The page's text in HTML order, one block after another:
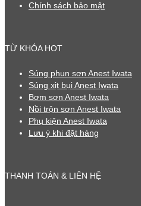
Chính sách bảo mật
TỪ KHÓA HOT
Súng phun sơn Anest Iwata
Súng xịt bụi Anest Iwata
Bơm sơn Anest Iwata
Nồi trộn sơn Anest Iwata
Phụ kiện Anest Iwata
Lưu ý khi đặt hàng
THANH TOÁN & LIÊN HỆ